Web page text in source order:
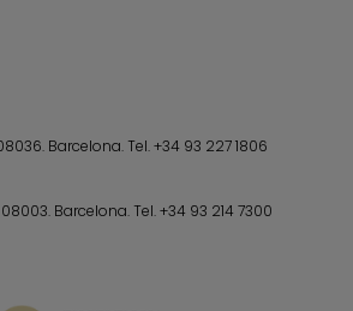
Barcelona.Tel.+34 93 227 1806
Barcelona.Tel.+34 93 214 7300